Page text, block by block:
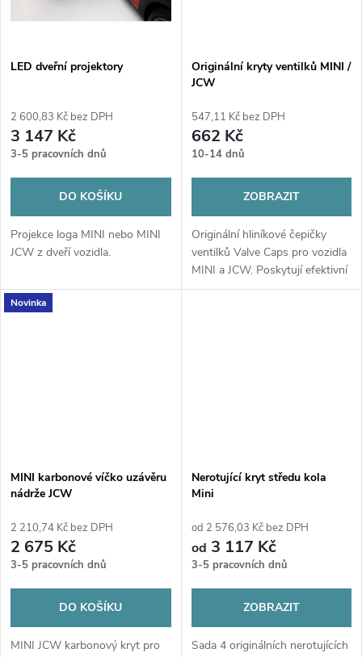
LED dveřní projektory
2 600,83 Kč bez DPH
3 147 Kč
3-5 pracovních dnů
DO KOŠÍKU
Projekce loga MINI nebo MINI
JCW z dveří vozidla.
Originální kryty ventilků MINI /
JCW
547,11 Kč bez DPH
662 Kč
10-14 dnů
ZOBRAZIT
Originální hliníkové čepičky
ventilků Valve Caps pro vozidla
MINI a JCW. Poskytují efektivní
ochranu RDC ventilků před
Novinka
MINI karbonové víčko uzávěru
nádrže JCW
2 210,74 Kč bez DPH
2 675 Kč
3-5 pracovních dnů
DO KOŠÍKU
MINI JCW karbonový kryt pro
Nerotující kryt středu kola
Mini
od 2 576,03 Kč bez DPH
od 3 117 Kč
3-5 pracovních dnů
ZOBRAZIT
Sada 4 originálních nerotujících